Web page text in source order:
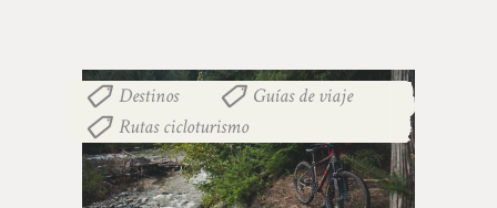
Destinos Guías de viaje
Rutas cicloturismo